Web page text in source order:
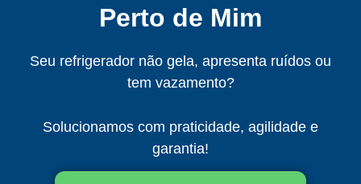
Perto de Mim
Seu refrigerador não gela, apresenta ruídos ou
tem vazamento?
Solucionamos com praticidade, agilidade e
garantia!